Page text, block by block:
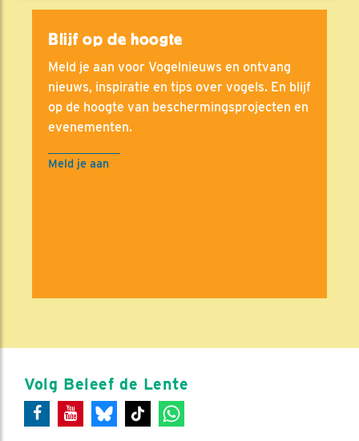
Blijf op de hoogte
Meld je aan voor Vogelnieuws en ontvang
nieuws, inspiratie en tips over vogels. En blijf
op de hoogte van beschermingsprojecten en
evenementen.
Meld je aan
Volg Beleef de Lente